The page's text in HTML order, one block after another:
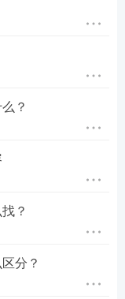
？
？
分？